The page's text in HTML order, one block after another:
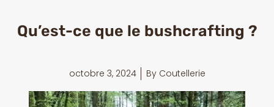
Qu’est-ce que le bushcrafting ?
octobre 3, 2024 ByCoutellerie